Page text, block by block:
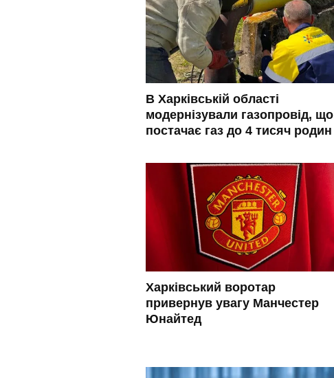
В Харківській області
модернізували газопровід, що
постачає газ до 4 тисяч родин
Харківський воротар
привернув увагу Манчестер
Юнайтед